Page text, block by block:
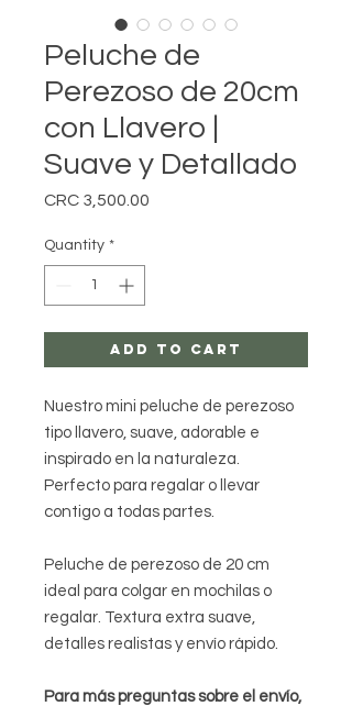
Peluche de
Perezoso de 20cm
con Llavero |
Suave y Detallado
CRC 3,500.00
Quantity *
Add to Cart
Nuestro mini peluche de perezoso
tipo llavero, suave, adorable e
inspirado en la naturaleza.
Perfecto para regalar o llevar
contigo a todas partes.
Peluche de perezoso de 20 cm
ideal para colgar en mochilas o
regalar. Textura extra suave,
detalles realistas y envío rápido.
Para más preguntas sobre el envío,